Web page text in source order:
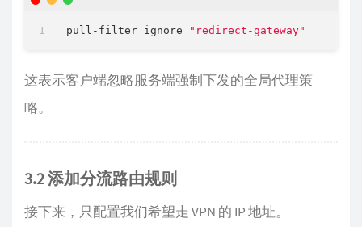
pull-filter ignore "redirect-gateway"
这表示客户端忽略服务端强制下发的全局代理策
略。
3.2 添加分流路由规则
接下来，只配置我们希望走 VPN 的 IP 地址。